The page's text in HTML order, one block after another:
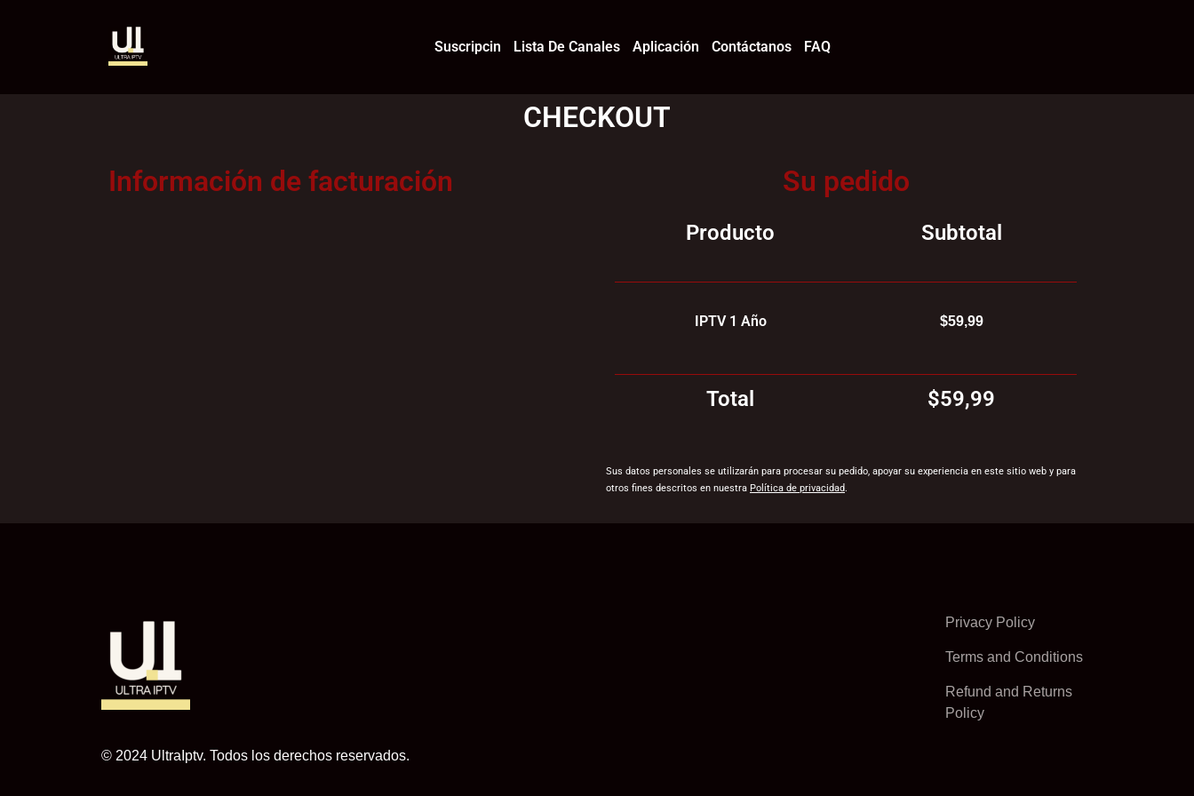
Suscripcin Lista De Canales Aplicación Contáctanos​ FAQ
CHECKOUT
Información de facturación
Su pedido
Producto Subtotal
IPTV 1 Año $59,99
Total $59,99
Sus datos personales se utilizarán para procesar su pedido, apoyar su experiencia en este sitio web y para
otros fines descritos en nuestra Política de privacidad.
© 2024 UltraIptv. Todos los derechos reservados.
Privacy Policy
Terms and Conditions
Refund and Returns
Policy